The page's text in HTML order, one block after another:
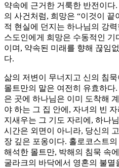
약속에 근거한 거룩한 반전이
의 사건처럼, 희망은 “이것이
적 현실에 던지는 하나님의 강
스도인에게 희망은 수동적인 기
이며, 약속된 미래를 향해 끊임
다.
삶의 저변이 무너지고 신의 침
몰트만의 말은 여전히 유효하
은 곳에 하나님은 이미 도착해
야 하는 그 집 안에, 자녀의 빈
지새우는 그 기도 자리에, 하나
시간은 외면이 아니라, 당신의
장 깊은 포옹이다. 홀로코스트
해석한 몰트만, 박해의 침묵 속
굴라크의 바닥에서 영혼의 불